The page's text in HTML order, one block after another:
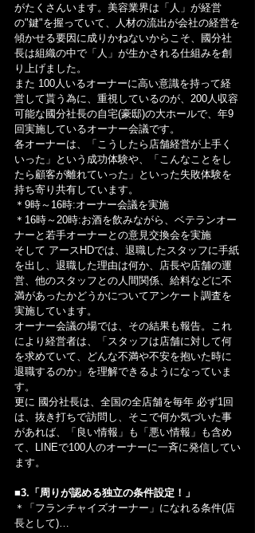
がたくさんいます。美容業界は「人」が経営
の"鍵"を握っていて、人材の流出が会社の経営を
傾かせる要因に成りかねないからこそ、國分社
長は組織の中で「人」が生かされる仕組みを創
り上げました。
また 100人いるオーナーに高い意識を持って経
営して貰う為に、重視しているのが、200人収容
可能な國分社長の自宅(豪邸)の大ホールで、年9
回実施しているオーナー会議です。
各オーナーは、「こうしたら店舗経営が上手く
いった」という成功体験や、「こんなことをし
たら顧客が離れていった」といった失敗体験を
持ち寄り共有しています。
＊9時～16時:オーナー会議を実施
＊16時～20時:お酒を飲みながら、ベテランオー
ナーと若手オーナーとの意見交換会を実施
そして アースHDでは、退職したスタッフに手紙
を出し、退職した理由は何か、店長や店舗の運
営、他のスタッフとの人間関係、給料などに不
満があったかどうかについてアンケート調査を
実施しています。
オーナー会議の場では、その結果も報告。これ
により経営者は、「スタッフは店舗に対して何
を求めていて、どんな不満や不安を抱いた時に
退職するのか」を理解できるようになっていま
す。
更に 國分社長は、全国の全店舗を毎年 必ず1回
は、抜き打ちで訪問し、そこで何か気づいた事
があれば、「良い情報」も「悪い情報」も含め
て、LINEで100人のオーナーに一斉に発信してい
ます。
■3.「周りが認める独立の条件設定！」
＊「フランチャイズオーナー」になれる条件(店
長として)…